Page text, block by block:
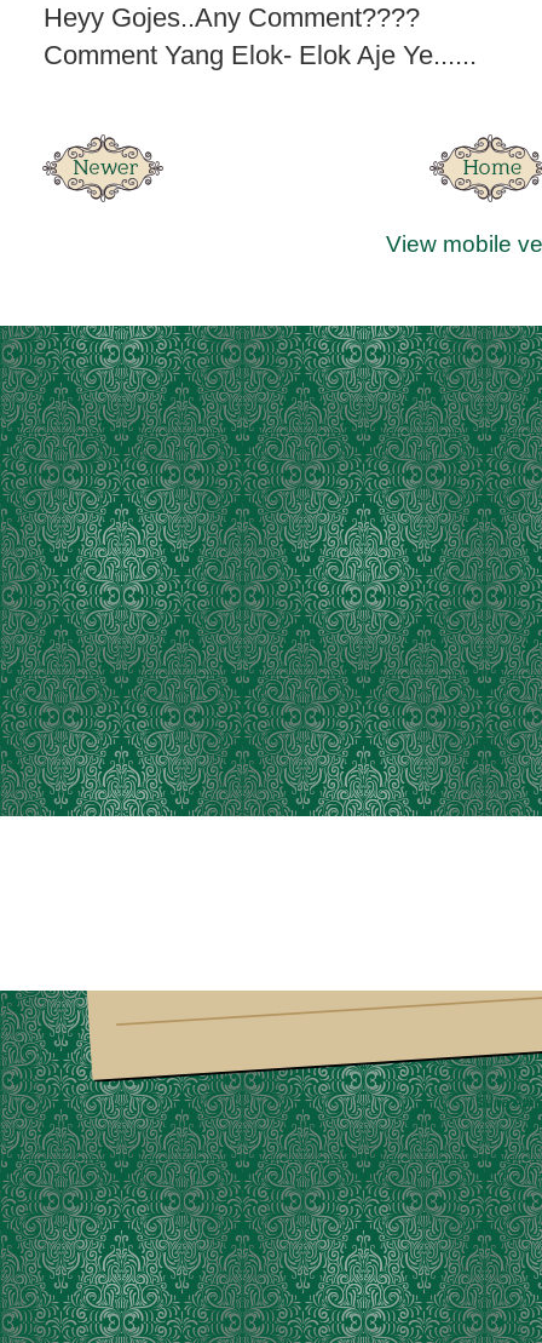
Heyy Gojes..Any Comment????
Comment Yang Elok- Elok Aje Ye......
View mobile
Suria